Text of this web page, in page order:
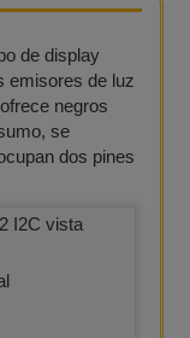
de display
emisores de luz
negros
se
dos pines